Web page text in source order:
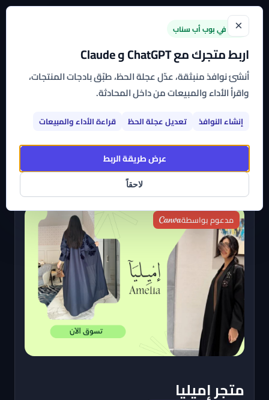
×
جديد في بوب أب سناب
اربط متجرك مع ChatGPT و Claude
أنشئ نوافذ منبثقة، عدّل عجلة الحظ، طبّق بادجات المنتجات،
واقرأ الأداء والمبيعات من داخل المحادثة.
إنشاء النوافذ تعديل عجلة الحظ قراءة الأداء والمبيعات
عرض طريقة الربط
لاحقاً
الرئيسية ← القوالب ← متجر إميليا
متجر إميليا
اشترك بأي تطبيق من تطبيقات بوب أب سناب وتمتع بباقة
متنوعة من القوالب الجاهزة، عالية التخصيص، التي
يمكنك البدء في استخدامها على متجرك الآن
مدعوم بواسطة
متجر إميليا